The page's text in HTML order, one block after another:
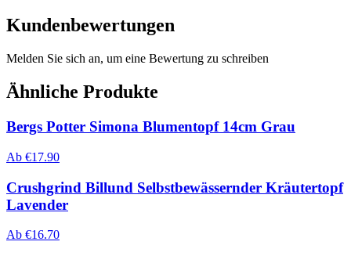
Kundenbewertungen
Melden Sie sich an, um eine Bewertung zu schreiben
Ähnliche Produkte
Bergs Potter Simona Blumentopf 14cm Grau
Ab €17.90
Crushgrind Billund Selbstbewässernder Kräutertopf
Lavender
Ab €16.70